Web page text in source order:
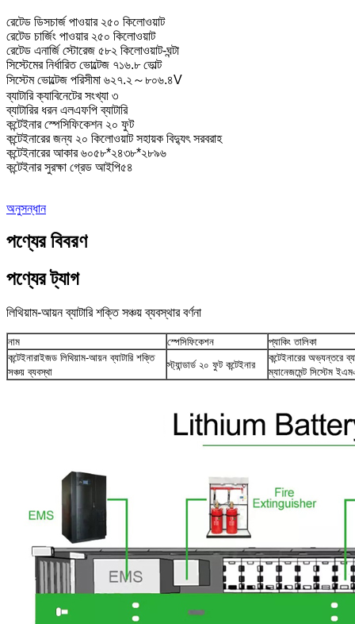
রেটেড ডিসচার্জ পাওয়ার ২৫০ কিলোওয়াট
রেটেড চার্জিং পাওয়ার ২৫০ কিলোওয়াট
রেটেড এনার্জি স্টোরেজ ৫৮২ কিলোওয়াট-ঘন্টা
সিস্টেমের নির্ধারিত ভোল্টেজ ৭১৬.৮ ভোল্ট
সিস্টেম ভোল্টেজ পরিসীমা ৬২৭.২～৮০৬.৪V
ব্যাটারি ক্যাবিনেটের সংখ্যা ৩
ব্যাটারির ধরন এলএফপি ব্যাটারি
কন্টেইনার স্পেসিফিকেশন ২০ ফুট
কন্টেইনারের জন্য ২০ কিলোওয়াট সহায়ক বিদ্যুৎ সরবরাহ
কন্টেইনারের আকার ৬০৫৮*২৪৩৮*২৮৯৬
কন্টেইনার সুরক্ষা গ্রেড আইপি৫৪
অনুসন্ধান
পণ্যের বিবরণ
পণ্যের ট্যাগ
লিথিয়াম-আয়ন ব্যাটারি শক্তি সঞ্চয় ব্যবস্থার বর্ণনা
নাম স্পেসিফিকেশন
প্যাকিং তালিকা
কন্টেইনারাইজড লিথিয়াম-আয়ন ব্যাটারি শক্তি
সঞ্চয় ব্যবস্থা
স্ট্যান্ডার্ড ২০ ফুট কন্টেইনার
কন্টেইনারের অভ্যন্তরে
ম্যানেজমেন্ট সিস্টেম